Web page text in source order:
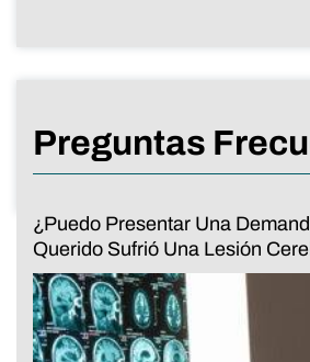
Preguntas
¿Puedo Presentar Una
Querido Sufrió Una Lesión